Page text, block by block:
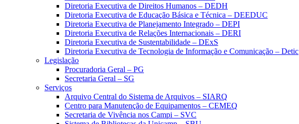
Diretoria Executiva de Direitos Humanos – DEDH
Diretoria Executiva de Educação Básica e Técnica – DEEDUC
Diretoria Executiva de Planejamento Integrado – DEPI
Diretoria Executiva de Relações Internacionais – DERI
Diretoria Executiva de Sustentabilidade – DExS
Diretoria Executiva de Tecnologia de Informação e Comunicação – Detic
Legislação
Procuradoria Geral – PG
Secretaria Geral – SG
Serviços
Arquivo Central do Sistema de Arquivos – SIARQ
Centro para Manutenção de Equipamentos – CEMEQ
Secretaria de Vivência nos Campi – SVC